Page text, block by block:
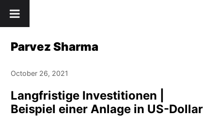
to
Parvez Sharma
October 26, 2021
Langfristige Investitionen |
Beispiel einer Anlage in US-Dollar